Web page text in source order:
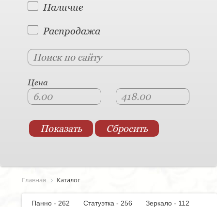
Наличие
Распродажа
Цена
Главная Каталог
Панно - 262 Статуэтка - 256
Зеркало - 112